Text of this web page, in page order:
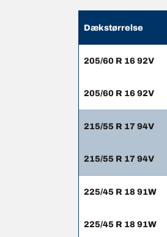
Dækstørrelse
205/60 R 16 92V
205/60 R 16 92V
215/55 R 17 94V
215/55 R 17 94V
225/45 R 18 91W
225/45 R 18 91W